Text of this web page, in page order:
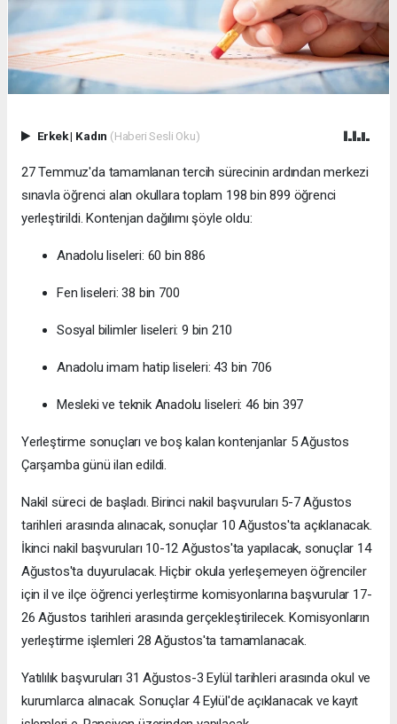
Erkek| Kadın (Haberi Sesli Oku)
27 Temmuz'da tamamlanan tercih sürecinin ardından merkezi
sınavla öğrenci alan okullara toplam 198 bin 899 öğrenci
yerleştirildi. Kontenjan dağılımı şöyle oldu:
Anadolu liseleri: 60 bin 886
Fen liseleri: 38 bin 700
Sosyal bilimler liseleri: 9 bin 210
Anadolu imam hatip liseleri: 43 bin 706
Mesleki ve teknik Anadolu liseleri: 46 bin 397
Yerleştirme sonuçları ve boş kalan kontenjanlar 5 Ağustos
Çarşamba günü ilan edildi.
Nakil süreci de başladı. Birinci nakil başvuruları 5-7 Ağustos
tarihleri arasında alınacak, sonuçlar 10 Ağustos'ta açıklanacak.
İkinci nakil başvuruları 10-12 Ağustos'ta yapılacak, sonuçlar 14
Ağustos'ta duyurulacak. Hiçbir okula yerleşemeyen öğrenciler
için il ve ilçe öğrenci yerleştirme komisyonlarına başvurular 17-
26 Ağustos tarihleri arasında gerçekleştirilecek. Komisyonların
yerleştirme işlemleri 28 Ağustos'ta tamamlanacak.
Yatılılık başvuruları 31 Ağustos-3 Eylül tarihleri arasında okul ve
kurumlarca alınacak. Sonuçlar 4 Eylül'de açıklanacak ve kayıt